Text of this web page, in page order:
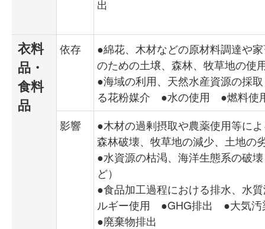
出
衣料
品・
食料
品
依存
●綿花、木材などの原材料調達や
のための土壌、森林、牧草地の使
●海域の利用、天然水産資源の採
る花粉媒介 ●水の使用 ●燃料使
影響
●木材の過剰摂取や農薬使用等に
森林破壊、牧草地の減少、土地の
●水資源の枯渇、海洋生態系の破
ど）
●食品加工過程における排水、水
ルギー使用 ●GHG排出 ●大気汚
●廃棄物排出